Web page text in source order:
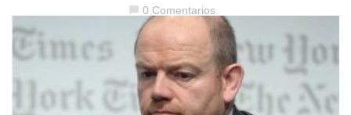
chat_bubble 0 Comentarios